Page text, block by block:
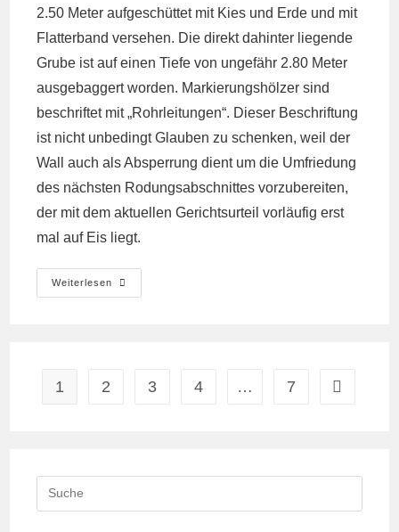
2.50 Meter aufgeschüttet mit Kies und Erde und mit
Flatterband versehen. Die direkt dahinter liegende
Grube ist auf einen Tiefe von ungefähr 2.80 Meter
ausgebaggert worden. Markierungshölzer sind
beschriftet mit „Rohrleitungen“. Dieser Beschriftung
ist nicht unbedingt Glauben zu schenken, weil der
Wall auch als Absperrung dient um die Umfriedung
des nächsten Rodungsabschnittes vorzubereiten,
der mit dem aktuellen Gerichtsurteil vorläufig erst
mal auf Eis liegt.
Weiterlesen
Bagger
Gestoppt.
Eastend.
1 2 3 4 … 7
Search
this